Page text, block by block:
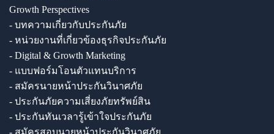
Growth Perspectives
- บทความเกี่ยวกับประกันภัย
- หน่วยงานที่เกี่ยวข้องธุรกิจประกันภัย
- Digital & Growth Marketing
- แบบฟอร์มโอนตัวแทนบริการ
- สมัครนายหน้าประกันวินาศภัย
- ประกันภัยความเสี่ยงภัยทรัพย์สิน
- ประกันทันเวลารู้เข้าใจประกันภัย
- สมัครสอบนายหน้าประกันวินาศภัย